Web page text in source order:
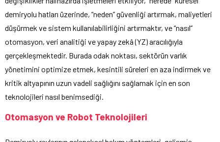
demiryolu hatları üzerinde, “neden” güvenliği artırmak, maliyetleri
düşürmek ve sistem kullanılabilirliğini artırmaktır, ve “nasıl”
otomasyon, veri analitiği ve yapay zekâ (YZ) aracılığıyla
gerçekleşmektedir. Burada odak noktası, sektörün varlık
yönetimini optimize etmek, kesintili süreleri en aza indirmek ve
kritik altyapının uzun vadeli sağlığını sağlamak için en son
teknolojileri nasıl benimsediği.
Otomasyon ve Robot Teknolojileri